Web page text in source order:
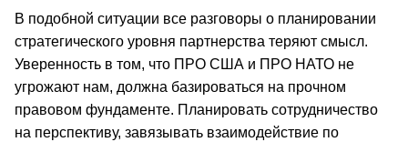
В подобной ситуации все разговоры о планировании
стратегического уровня партнерства теряют смысл.
Уверенность в том, что ПРО США и ПРО НАТО не
угрожают нам, должна базироваться на прочном
правовом фундаменте. Планировать сотрудничество
на перспективу, завязывать взаимодействие по